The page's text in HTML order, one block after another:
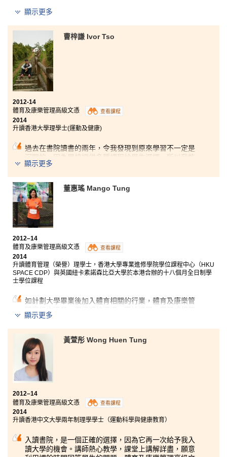
香港大學文學士
香港理工大學管理學（榮譽）工商管理學士三年級
香港城市大學工商管理榮譽學士（人力資源管理）二年級
香港城市大學亞洲及國際研究榮譽社會科學學士三年級
香港浸會大學工商管理學士（榮譽）-- 環球與中國商貿學
主修三年級
這兩年，實在是很難忘的經驗。透過課堂和專題研習，
我學習到有關學科的不同專業知識，同時亦訓練了我與
別人的溝通及合作技巧。另一方面，書院內的講師及學
生輔導主任更為同學的升學出路提供了很多寶貴意見，
都是超乎我所想像的。書院讓我知道，只要肯努力，夢
想一定可以成真。
顯示更多
曹梓謙 Ivor Tso
2012-14
體育及康樂管理高級文憑
查看課程
2014
升讀香港大學理學士(運動及健康)
過去在書院讀書的兩年，令我發現到原來學習不一定是
沉悶的。因為學校提供多種課程給學生選擇，所以我能
根據自己的興趣去學習，令學習事半功倍。講師教學良
好，使我學到很多運動及康樂管理相關的專業知識和技
能。這裡的學習模式與大學相似，令同學更加容易適應
未將來在大學的生活。此外，講師會告知我們一些行內
獨有的營運模式和架構，有利於我們在這行業裡發展所
長。與此同時，書院亦為同學提供了多種實習的機會，
為同學的未來奠下基石。最後，很感謝書院在這兩年間
所提供的全面教學。
顯示更多
董惠瑤 Mango Tung
2012–14
體育及康樂管理高級文憑
查看課程
2014
升讀體育管理（榮譽）理學士，香港大學專業進修學院學位課程中心（HKU
SPACE CDP）與英國紐卡素諾森比亞大學於本港合辦的十八個月全日制學
士學位課程
如計劃大學畢業後加入體育相關的行業，體育及康樂管
理高級文憑是一個很好的選擇。不論課程、實習或相關
就業活動，講師們會按同學的能力及專長作出安排，並
指引同學們未來的發展方向。我十分好動，熱愛戶外運
動，其中一個課程教授戶外運動及體驗式學習，經驗豐
富的講師常常分享真實個案，開拓我的視野，增加職場
上的競爭力。
顯示更多
黃萱彤 Wong Huen Tung
2012–14
體育及康樂管理高級文憑
查看課程
2014
升讀香港中文大學兩年制理學學士（運動科學與健康教育）
入讀書院，是一個正確的選擇，因為它再一次給予我入
讀大學的機會。講師熱心教學，課堂上講解詳盡，願意